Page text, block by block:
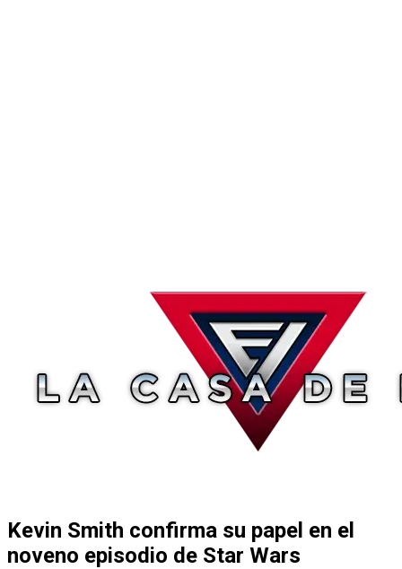
Kevin Smith confirma su papel en el
noveno episodio de Star Wars